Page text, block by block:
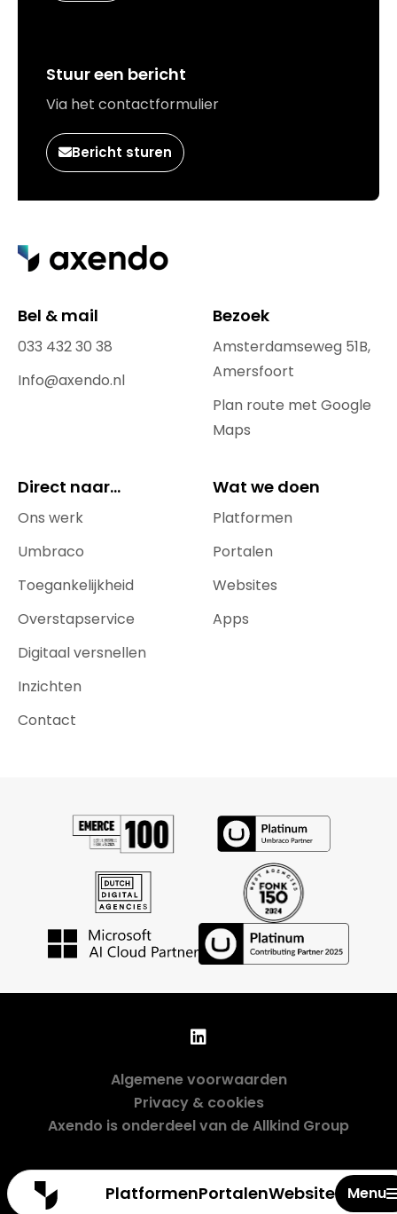
PlatformenPortalenWebsites Menu
Sluiten
Stuur een bericht
Via het contactformulier
Bericht sturen
Bel & mail
033 432 30 38
Info@axendo.nl
Bezoek
Amsterdamseweg 51B,
Amersfoort
Plan route met Google
Maps
Direct naar...
Ons werk
Umbraco
Toegankelijkheid
Overstapservice
Digitaal versnellen
Inzichten
Contact
Wat we doen
Platformen
Portalen
Websites
Apps
Algemene voorwaarden
Privacy & cookies
Axendo is onderdeel van de Allkind Group